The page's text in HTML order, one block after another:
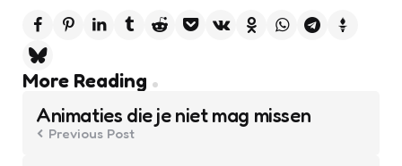
More Reading
Post
navigation
Animaties die je niet mag missen
Previous Post